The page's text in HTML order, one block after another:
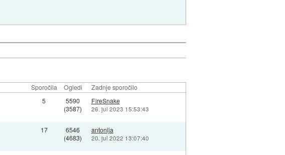
Sporočila Ogledi Zadnje sporočilo
5
5590
(3587)
FireSnake
26. jul 2023 15:53:43
17
6546
(4683)
antonija
20. jul 2022 13:07:40